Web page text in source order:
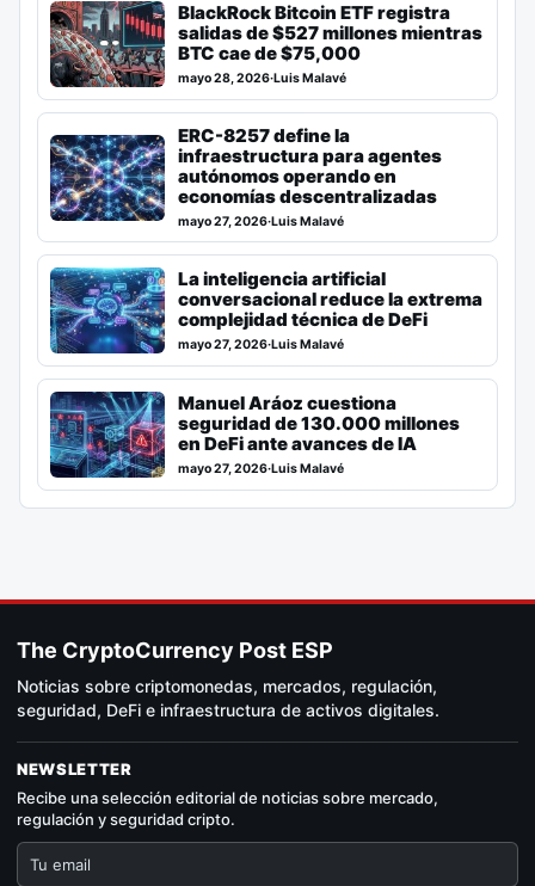
BlackRock Bitcoin ETF registra
salidas de $527 millones mientras
BTC cae de $75,000
mayo 28, 2026·Luis Malavé
ERC-8257 define la
infraestructura para agentes
autónomos operando en
economías descentralizadas
mayo 27, 2026·Luis Malavé
La inteligencia artificial
conversacional reduce la extrema
complejidad técnica de DeFi
mayo 27, 2026·Luis Malavé
Manuel Aráoz cuestiona
seguridad de 130.000 millones
en DeFi ante avances de IA
mayo 27, 2026·Luis Malavé
The CryptoCurrency Post ESP
Noticias sobre criptomonedas, mercados, regulación,
seguridad, DeFi e infraestructura de activos digitales.
NEWSLETTER
Recibe una selección editorial de noticias sobre mercado,
regulación y seguridad cripto.